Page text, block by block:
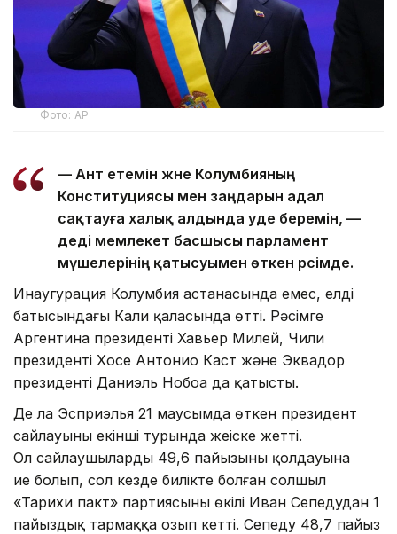
Фото: AP
— Ант етемін және Колумбияның
Конституциясы мен заңдарын адал
сақтауға халық алдында уәде беремін, —
деді мемлекет басшысы парламент
мүшелерінің қатысуымен өткен рәсімде.
Инаугурация Колумбия астанасында емес, елдің
батысындағы Кали қаласында өтті. Рәсімге
Аргентина президенті Хавьер Милей, Чили
президенті Хосе Антонио Каст және Эквадор
президенті Даниэль Нобоа да қатысты.
Де ла Эсприэлья 21 маусымда өткен президент
сайлауының екінші турында жеңіске жетті.
Ол сайлаушылардың 49,6 пайызының қолдауына
ие болып, сол кезде билікте болған солшыл
«Тарихи пакт» партиясының өкілі Иван Сепедудан 1
пайыздық тармаққа озып кетті. Сепеду 48,7 пайыз